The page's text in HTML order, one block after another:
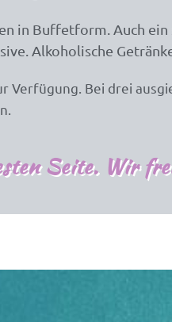
in Buffetform. Auch ein
Alkoholische
Bei drei
Seite. Wir